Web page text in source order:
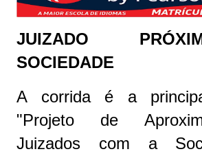
JUIZADO
SOCIEDADE
A corrida é a
"Projeto de
Juizados com a